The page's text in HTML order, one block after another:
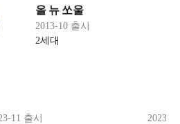
올 뉴 쏘울
2013-10 출시
2세대
11 출시 2023-